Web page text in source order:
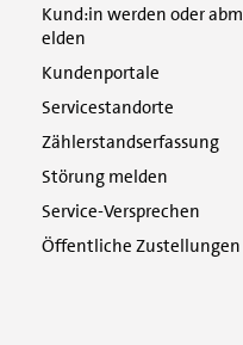
Kund:in werden oder abm
elden
Kundenportale
Servicestandorte
Zählerstandserfassung
Störung melden
Service-Versprechen
Öffentliche Zustellungen